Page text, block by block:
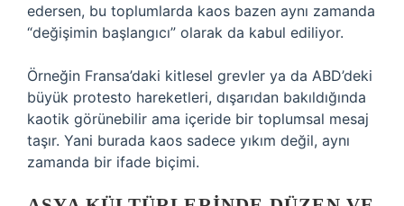
edersen, bu toplumlarda kaos bazen aynı zamanda
“değişimin başlangıcı” olarak da kabul ediliyor.
Örneğin Fransa’daki kitlesel grevler ya da ABD’deki
büyük protesto hareketleri, dışarıdan bakıldığında
kaotik görünebilir ama içeride bir toplumsal mesaj
taşır. Yani burada kaos sadece yıkım değil, aynı
zamanda bir ifade biçimi.